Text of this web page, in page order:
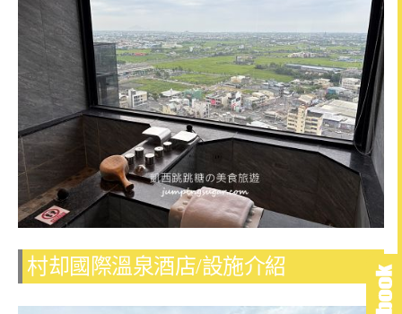
村却國際溫泉酒店/設施介紹